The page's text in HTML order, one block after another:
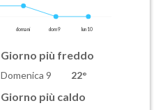
domani dom 9 lun 10
Giorno più freddo
Domenica 9 22°
Giorno più caldo